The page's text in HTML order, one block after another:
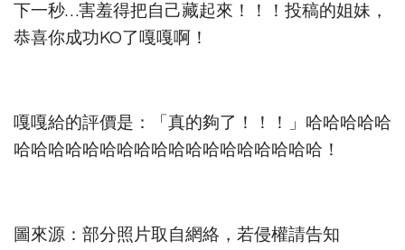
下一秒…害羞得把自己藏起來！！！投稿的姐妹，
恭喜你成功KO了嘎嘎啊！
嘎嘎給的評價是：「真的夠了！！！」哈哈哈哈哈
哈哈哈哈哈哈哈哈哈哈哈哈哈哈哈哈哈哈！
圖來源：部分照片取自網絡，若侵權請告知